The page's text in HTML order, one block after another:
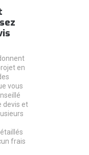
en
vous
devis et
frais